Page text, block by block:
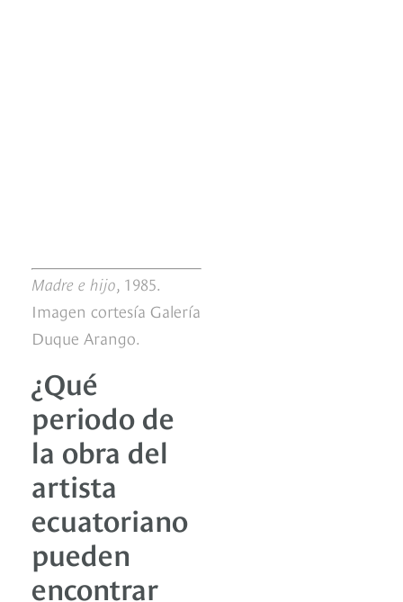
Madre e hijo , 1985.
Imagen cortesía Galería
Duque Arango.
¿Qué
periodo de
la obra del
artista
ecuatoriano
pueden
encontrar